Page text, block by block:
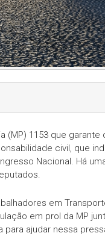
(MP) 1153 que
civil, que
Nacional. Há
em
em prol da MP
para ajudar nessa